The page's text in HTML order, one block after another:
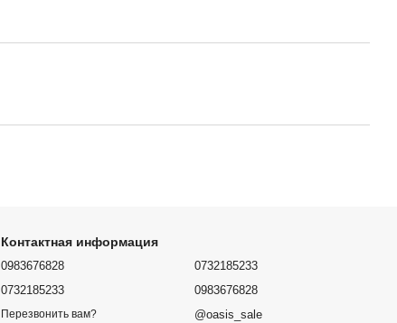
Контактная информация
0983676828
0732185233
Перезвонить вам?
0732185233
0983676828
@oasis_sale